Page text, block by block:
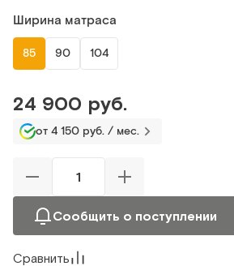
Ширина матраса
85 90 104
24 900 руб.
от 4 150 руб. / мес.
Сообщить о поступлении
Сравнить